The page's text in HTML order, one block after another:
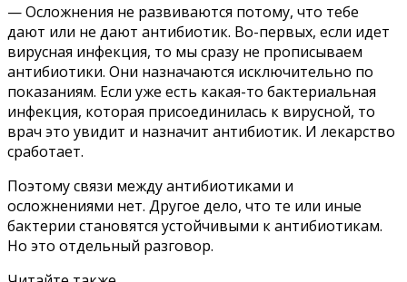
— Осложнения не развиваются потому, что тебе
дают или не дают антибиотик. Во-первых, если идет
вирусная инфекция, то мы сразу не прописываем
антибиотики. Они назначаются исключительно по
показаниям. Если уже есть какая-то бактериальная
инфекция, которая присоединилась к вирусной, то
врач это увидит и назначит антибиотик. И лекарство
сработает.
Поэтому связи между антибиотиками и
осложнениями нет. Другое дело, что те или иные
бактерии становятся устойчивыми к антибиотикам.
Но это отдельный разговор.